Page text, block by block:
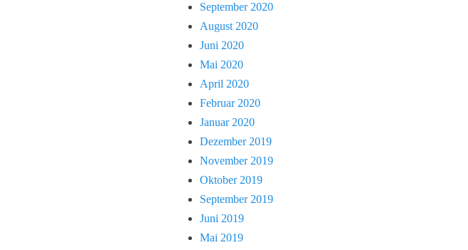
September 2020
August 2020
Juni 2020
Mai 2020
April 2020
Februar 2020
Januar 2020
Dezember 2019
November 2019
Oktober 2019
September 2019
Juni 2019
Mai 2019